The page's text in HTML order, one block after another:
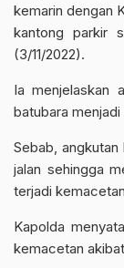
kemarin dengan
kantong parkir
(3/11/2022).
Ia menjelaskan
batubara
Sebab, angkutan
jalan sehingga
terjadi
Kapolda
kemacetan